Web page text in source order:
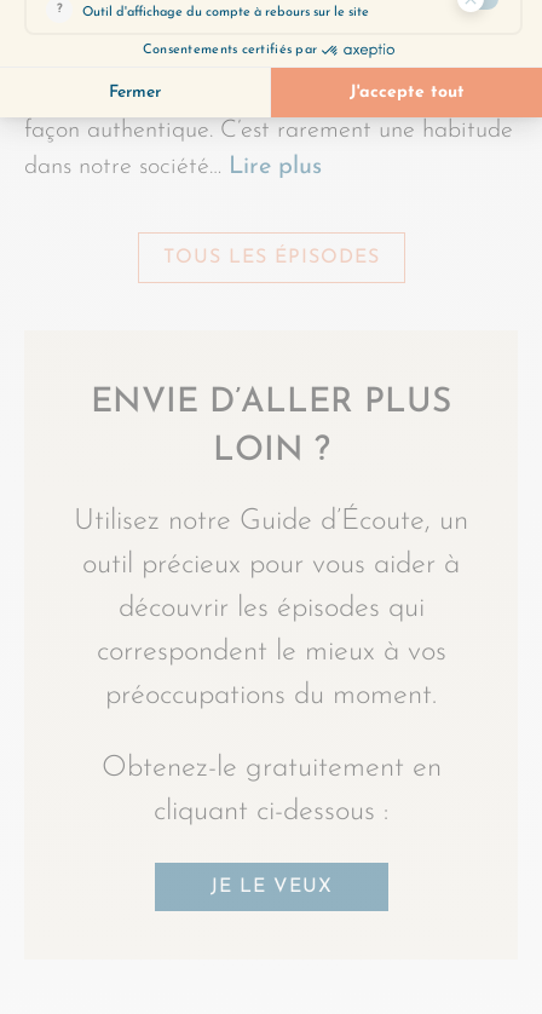
Être vulnérable, c’est montrer ses émotions et
ses faiblesses, c’est aussi s’ouvrir aux autres de
façon authentique. C’est rarement une habitude
dans notre société… Lire plus
TOUS LES ÉPISODES
ENVIE D’ALLER PLUS
LOIN ?
Utilisez notre Guide d’Écoute, un
outil précieux pour vous aider à
découvrir les épisodes qui
correspondent le mieux à vos
préoccupations du moment.
Obtenez-le gratuitement en
cliquant ci-dessous :
JE LE VEUX